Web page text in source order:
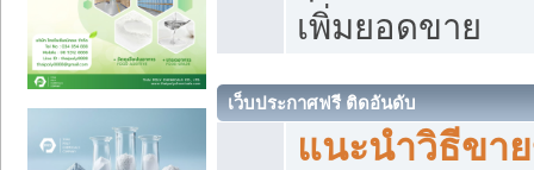
เพิ่มยอดขาย
เว็บประกาศฟรี ติดอันดับ
แนะนำวิธีขา